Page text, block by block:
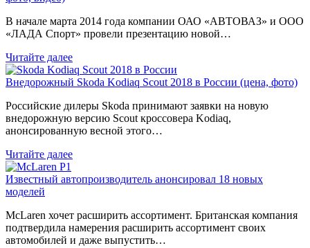
В начале марта 2014 года компании ОАО «АВТОВАЗ» и ООО
«ЛАДА Спорт» провели презентацию новой…
Читайте далее
Внедорожный Skoda Kodiaq Scout 2018 в России (цена, фото)
Российские дилеры Skoda принимают заявки на новую
внедорожную версию Scout кроссовера Kodiaq,
анонсированную весной этого…
Читайте далее
Известный автопроизводитель анонсировал 18 новых
моделей
McLaren хочет расширить ассортимент. Британская компания
подтвердила намерения расширить ассортимент своих
автомобилей и даже выпустить…